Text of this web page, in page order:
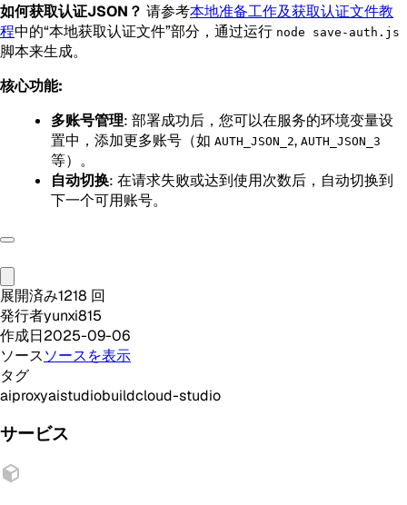
如何获取认证JSON？ 请参考本地准备工作及获取认证文件教
程中的“本地获取认证文件”部分，通过运行 node save-auth.js
脚本来生成。
核心功能:
多账号管理: 部署成功后，您可以在服务的环境变量设
置中，添加更多账号（如 AUTH_JSON_2, AUTH_JSON_3
等）。
自动切换: 在请求失败或达到使用次数后，自动切换到
下一个可用账号。
展開済み1218 回
発行者yunxi815
作成日2025-09-06
ソースソースを表示
タグ
aiproxyaistudiobuildcloud-studio
サービス